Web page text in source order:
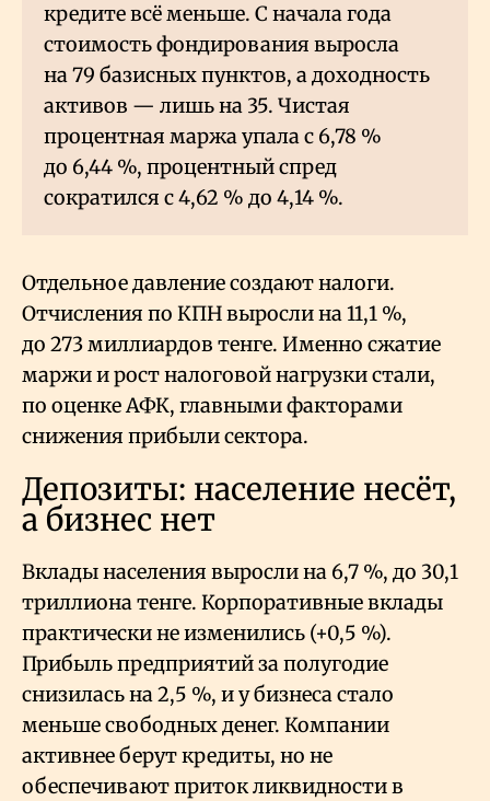
кредите всё меньше. С начала года
стоимость фондирования выросла
на 79 базисных пунктов, а доходность
активов — лишь на 35. Чистая
процентная маржа упала с 6,78 %
до 6,44 %, процентный спред
сократился с 4,62 % до 4,14 %.
Отдельное давление создают налоги.
Отчисления по КПН выросли на 11,1 %,
до 273 миллиардов тенге. Именно сжатие
маржи и рост налоговой нагрузки стали,
по оценке АФК, главными факторами
снижения прибыли сектора.
Депозиты: население несёт,
а бизнес нет
Вклады населения выросли на 6,7 %, до 30,1
триллиона тенге. Корпоративные вклады
практически не изменились (+0,5 %).
Прибыль предприятий за полугодие
снизилась на 2,5 %, и у бизнеса стало
меньше свободных денег. Компании
активнее берут кредиты, но не
обеспечивают приток ликвидности в